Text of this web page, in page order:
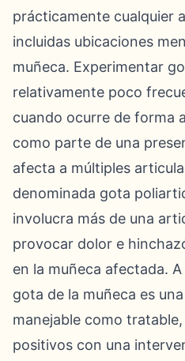
prácticamente cualquier
incluidas ubicaciones
muñeca. Experimentar
relativamente poco
cuando ocurre de forma
como parte de una
afecta a múltiples
denominada gota
involucra más de una
provocar dolor e
en la muñeca afectada.
gota de la muñeca es
manejable como
positivos con una